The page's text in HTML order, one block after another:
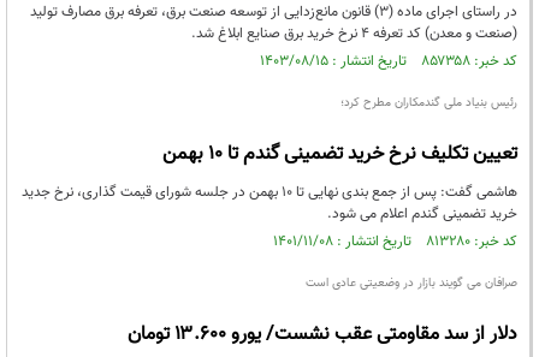
در راستای اجرای ماده (۳) قانون مانع‌زدایی از توسعه صنعت برق، تعرفه برق مصارف تولید
(صنعت و معدن) کد تعرفه ۴ نرخ خرید برق صنایع ابلاغ شد.
کد خبر: ۸۵۷۳۵۸ تاریخ انتشار : ۱۴۰۳/۰۸/۱۵
رئیس بنیاد ملی گندمکاران مطرح کرد؛
تعیین‌ تکلیف نرخ خرید تضمینی گندم تا ۱۰ بهمن
هاشمی گفت: پس از جمع بندی نهایی تا ۱۰ بهمن در جلسه شورای قیمت گذاری، نرخ جدید
خرید تضمینی گندم اعلام می شود.
کد خبر: ۸۱۳۲۸۰ تاریخ انتشار : ۱۴۰۱/۱۱/۰۸
صرافان می گویند بازار در وضعیتی عادی است
دلار از سد مقاومتی عقب نشست/ یورو ۱۳.۶۰۰ تومان